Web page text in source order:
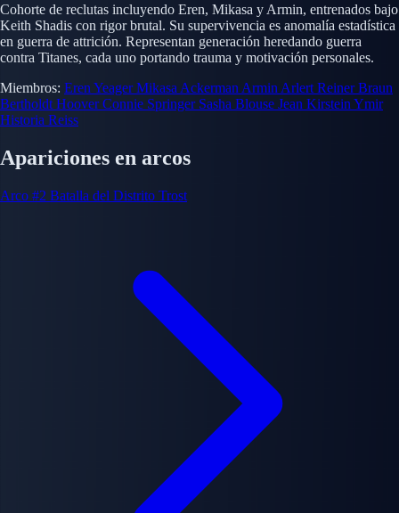
Cohorte de reclutas incluyendo Eren, Mikasa y Armin, entrenados bajo
Keith Shadis con rigor brutal. Su supervivencia es anomalía estadística
en guerra de attrición. Representan generación heredando guerra
contra Titanes, cada uno portando trauma y motivación personales.
Miembros: Eren YeagerMikasa Ackerman Armin Arlert Reiner Braun
Bertholdt HooverConnie Springer Sasha Blouse Jean Kirstein Ymir
Historia Reiss
Apariciones en arcos
Arco #2 Batalla del Distrito Trost